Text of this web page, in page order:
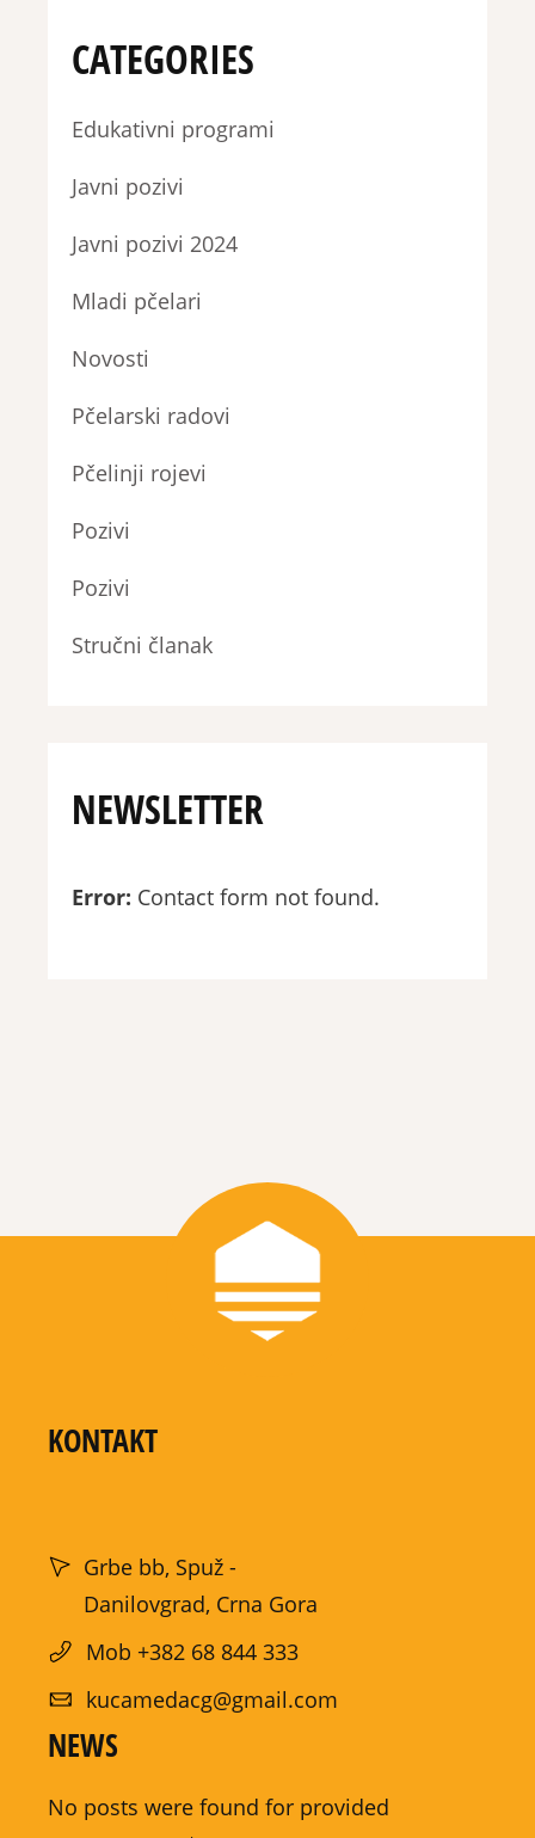
CATEGORIES
Edukativni programi
Javni pozivi
Javni pozivi 2024
Mladi pčelari
Novosti
Pčelarski radovi
Pčelinji rojevi
Pozivi
Pozivi
Stručni članak
NEWSLETTER
Error: Contact form not found.
KONTAKT
Grbe bb, Spuž -
Danilovgrad, Crna Gora
Mob +382 68 844 333
kucamedacg@gmail.com
NEWS
No posts were found for provided